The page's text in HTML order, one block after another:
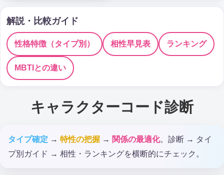
解説・比較ガイド
性格特徴（タイプ別） 相性早見表 ランキング
MBTIとの違い
キャラクターコード診断
タイプ確定 → 特性の把握 → 関係の最適化。診断 → タイ
プ別ガイド → 相性・ランキングを横断的にチェック。